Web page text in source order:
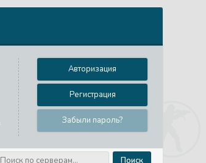
Авторизация
Регистрация
Забыли пароль?
Поиск